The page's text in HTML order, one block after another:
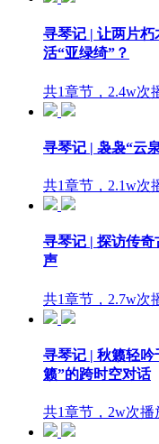
寻琴记 | 让两片
活“亚绿绮”？
共1章节，2.4w次
寻琴记 | 袅袅“云
共1章节，2.1w次
寻琴记 | 探访传
声
共1章节，2.7w次
寻琴记 | 秋籁轻
籁”的跨时空对话
共1章节，2w次播